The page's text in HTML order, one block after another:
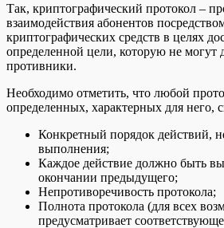
Так, криптографический протокол –
взаимодействия абонентов
криптографических средств в целях
определенной цели, которую не могут
противники.
Необходимо отметить, что любой
определенных, характерных для него,
Конкретный порядок действий,
выполнения;
Каждое действие должно быть
окончании предыдущего;
Непротиворечивость протокола;
Полнота протокола (для всех
предусматривает